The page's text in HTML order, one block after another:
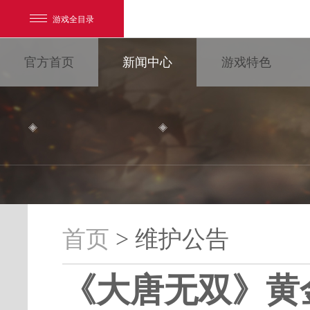
游戏全目录
我的足迹： 大唐无双
官方首页 新闻中心 游戏特色
新闻消息 游戏公告
维护公告
首页 > 维护公告
《大唐无双》